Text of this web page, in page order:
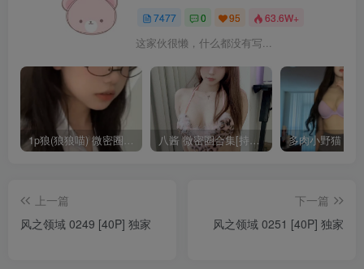
7477 0 95 63.6W+
这家伙很懒，什么都没有写...
1p狼(狼狼喵) 微密圈/岛遇合集[持续更新2025.08.20] 八酱 微密圈合集[持续更新]
上一篇
风之领域 0249 [40P] 独家
下一篇
风之领域 0251 [40P] 独家